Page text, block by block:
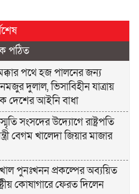
পঠিত
পথে হজ পালনের জন্য
দুলাল, ভিসাবিহীন যাত্রায়
দেশের আইনি বাধা
সংসদের উদ্যোগে রাষ্ট্রপতি
বেগম খালেদা জিয়ার মাজার
পুনঃখনন প্রকল্পের অব্যয়িত
কোষাগারে ফেরত দিলেন